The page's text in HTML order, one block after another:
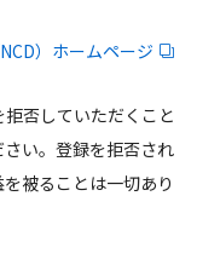
）ホームページ
否していただくこと
い。登録を拒否され
被ることは一切あり